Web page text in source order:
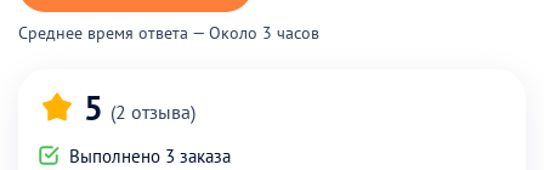
Среднее время ответа — Около 3 часов
5 (2 отзыва)
Выполнено 3 заказа